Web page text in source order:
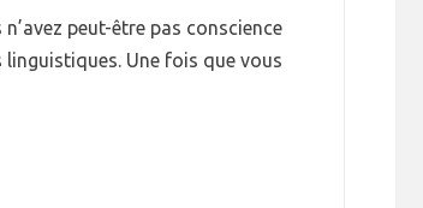
peut-être pas conscience
Une fois que vous